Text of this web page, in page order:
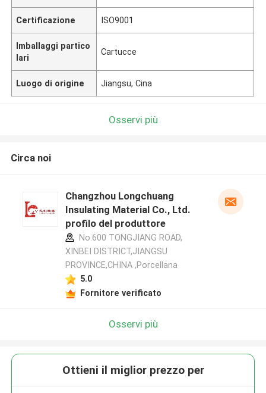
Certificazione ISO9001
Imballaggi partico
lari
Cartucce
Luogo di origine Jiangsu, Cina
Osservi più
Circa noi
Changzhou Longchuang
Insulating Material Co., Ltd.
profilo del produttore
No.600 TONGJIANG ROAD,
XINBEI DISTRICT,JIANGSU
PROVINCE,CHINA ,Porcellana
5.0
Fornitore verificato
Osservi più
Ottieni il miglior prezzo per